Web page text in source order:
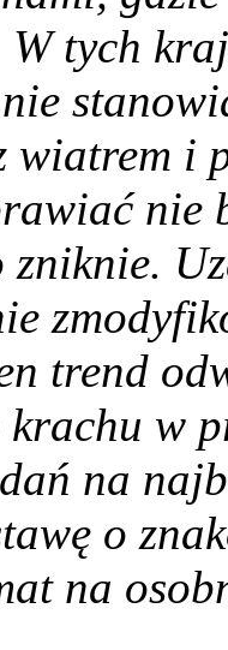
tych
wiatrem i
nie
zniknie.
trend
krachu w
na
o
na